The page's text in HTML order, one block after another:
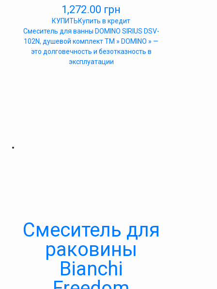
1,272.00 грн
КУПИТЬКупить в кредит
Cмеситель для ванны DOMINO SIRIUS DSV-
102N, душевой комплект ТМ » DOMINO » —
это долговечность и безотказность в
эксплуатации
Смеситель для
раковины
Bianchi